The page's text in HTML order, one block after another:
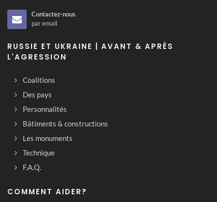
Contactez-nous
par email
RUSSIE ET UKRAINE | AVANT & APRÈS
L'AGRESSION
Coalitions
Des pays
Personnalités
Bâtiments & constructions
Les monuments
Technique
F.A.Q.
COMMENT AIDER?